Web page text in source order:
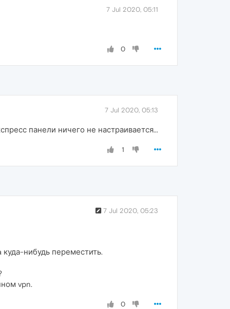
7 Jul 2020, 05:11
0
7 Jul 2020, 05:13
панели ничего не настраивается...
1
7 Jul 2020, 05:23
нибудь переместить.
vpn.
0